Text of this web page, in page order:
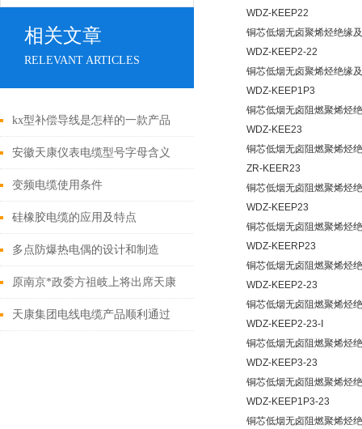
相关文章
RELEVANT ARTICLES
kx型补偿导线是怎样的一款产品
呢？
安徽天康仪表电缆型号字母含义
变频电缆使用条件
硅橡胶电缆的应用及特点
多点防爆热电偶的设计和制造
原南京*政委方祖岐上将出席天康
集团
天康集团电线电缆产品顺利通过
WDZ-KEEP22
铜芯低烟无卤聚烯烃绝缘
WDZ-KEEP2-22
铜芯低烟无卤聚烯烃绝缘
WDZ-KEEP1P3
铜芯低烟无卤阻燃聚烯烃
WDZ-KEE23
铜芯低烟无卤阻燃聚烯烃
ZR-KEER23
铜芯低烟无卤阻燃聚烯烃
WDZ-KEEP23
铜芯低烟无卤阻燃聚烯烃
WDZ-KEERP23
铜芯低烟无卤阻燃聚烯烃
WDZ-KEEP2-23
铜芯低烟无卤阻燃聚烯烃
WDZ-KEEP2-23-Ⅰ
铜芯低烟无卤阻燃聚烯烃
WDZ-KEEP3-23
铜芯低烟无卤阻燃聚烯烃
WDZ-KEEP1P3-23
铜芯低烟无卤阻燃聚烯烃